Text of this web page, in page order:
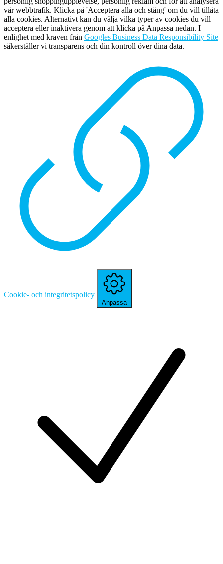
vår webbtrafik. Klicka på 'Acceptera alla och stäng' om du vill tillåta
alla cookies. Alternativt kan du välja vilka typer av cookies du vill
acceptera eller inaktivera genom att klicka på Anpassa nedan. I
enlighet med kraven från Googles Business Data Responsibility Site
säkerställer vi transparens och din kontroll över dina data.
Cookie- och integritetspolicy
Anpassa